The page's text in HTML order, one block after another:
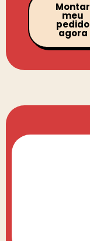
Montar
meu
pedido
agora